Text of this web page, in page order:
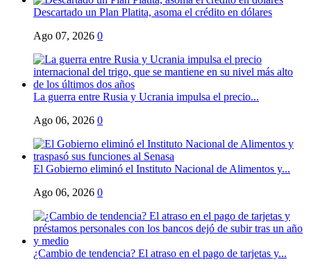
Descartado un Plan Platita, asoma el crédito en dólares
Ago 07, 2026 0
La guerra entre Rusia y Ucrania impulsa el precio...
Ago 06, 2026 0
El Gobierno eliminó el Instituto Nacional de Alimentos y...
Ago 06, 2026 0
¿Cambio de tendencia? El atraso en el pago de tarjetas y...